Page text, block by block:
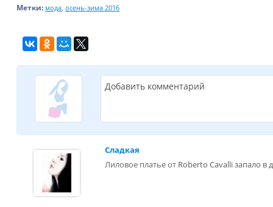
Метки: мода, осень-зима 2016
Добавить комментарий
Сладкая
Лиловое платье от Roberto Cavalli запало в